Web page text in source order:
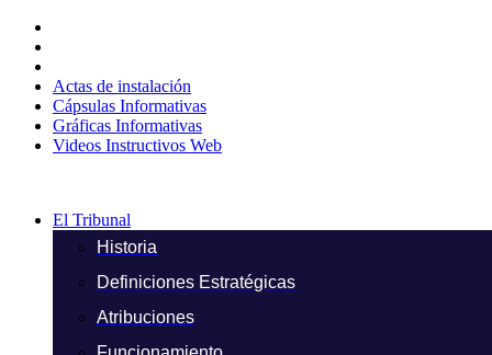
contenido
Actas de instalación
Cápsulas Informativas
Gráficas Informativas
Videos Instructivos Web
El Tribunal
Historia
Definiciones Estratégicas
Atribuciones